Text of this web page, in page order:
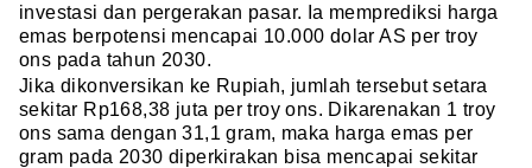
investasi dan pergerakan pasar. Ia memprediksi harga
emas berpotensi mencapai 10.000 dolar AS per troy
ons pada tahun 2030.
Jika dikonversikan ke Rupiah, jumlah tersebut setara
sekitar Rp168,38 juta per troy ons. Dikarenakan 1 troy
ons sama dengan 31,1 gram, maka harga emas per
gram pada 2030 diperkirakan bisa mencapai sekitar